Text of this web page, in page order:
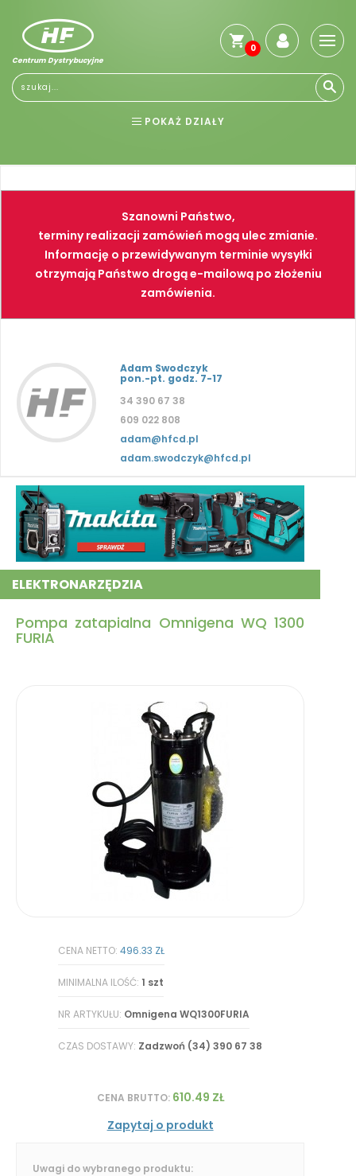
Centrum Dystrybucyjne
0
POKAŻ DZIAŁY
NARZĘDZIA SPAWALNICTWO
FARBY PNEUMATYKA
Szanowni Państwo,
terminy realizacji zamówień mogą ulec zmianie.
Informację o przewidywanym terminie wysyłki
otrzymają Państwo drogą e-mailową po złożeniu
zamówienia.
Adam Swodczyk
pon.-pt. godz. 7-17
34 390 67 38
609 022 808
adam@hfcd.pl
adam.swodczyk@hfcd.pl
ELEKTRONARZĘDZIA
Pompa zatapialna Omnigena WQ 1300
FURIA
CENA NETTO:496.33 ZŁ
MINIMALNA ILOŚĆ:1 szt
NR ARTYKUŁU: Omnigena WQ1300FURIA
CZAS DOSTAWY: Zadzwoń (34) 390 67 38
CENA BRUTTO: 610.49 ZŁ
Zapytaj o produkt
Uwagi do wybranego produktu: